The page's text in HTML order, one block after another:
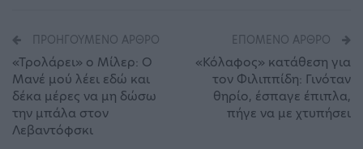
ΠΡΟΗΓΟΎΜΕΝΟ ΆΡΘΡΟ
«Τρολάρει» ο Μίλερ: Ο
Μανέ μού λέει εδώ και
δέκα μέρες να μη δώσω
την μπάλα στον
Λεβαντόφσκι
ΕΠΌΜΕΝΟ ΆΡΘΡΟ
«Κόλαφος» κατάθεση για
τον Φιλιππίδη: Γινόταν
θηρίο, έσπαγε έπιπλα,
πήγε να με χτυπήσει